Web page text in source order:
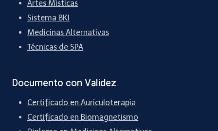
Artes Místicas
Sistema BKI
Medicinas Alternativas
Técnicas de SPA
Documento con Validez
Certificado en Auriculoterapia
Certificado en Biomagnetismo